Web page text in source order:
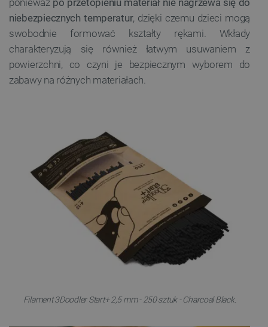
ponieważ po przetopieniu materiał nie nagrzewa się do
niebezpiecznych temperatur, dzięki czemu dzieci mogą
swobodnie formować kształty rękami. Wkłady
charakteryzują się również łatwym usuwaniem z
powierzchni, co czyni je bezpiecznym wyborem do
zabawy na różnych materiałach.
Filament 3Doodler Start+ 2,5 mm - 250 sztuk - Charcoal Black.